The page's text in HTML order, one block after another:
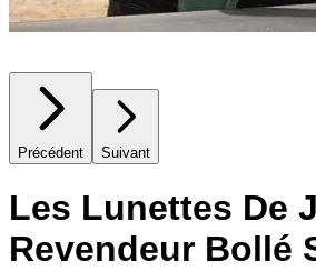
Précédent Suivant
Les Lunettes De
Revendeur Bollé